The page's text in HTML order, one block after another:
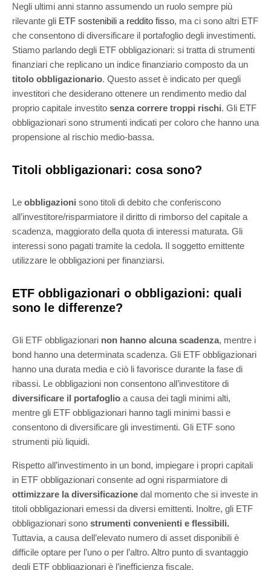
Negli ultimi anni stanno assumendo un ruolo sempre più
rilevante gli ETF sostenibili a reddito fisso, ma ci sono altri ETF
che consentono di diversificare il portafoglio degli investimenti.
Stiamo parlando degli ETF obbligazionari: si tratta di strumenti
finanziari che replicano un indice finanziario composto da un
titolo obbligazionario. Questo asset è indicato per quegli
investitori che desiderano ottenere un rendimento medio dal
proprio capitale investito senza correre troppi rischi. Gli ETF
obbligazionari sono strumenti indicati per coloro che hanno una
propensione al rischio medio-bassa.
Titoli obbligazionari: cosa sono?
Le obbligazioni sono titoli di debito che conferiscono
all’investitore/risparmiatore il diritto di rimborso del capitale a
scadenza, maggiorato della quota di interessi maturata. Gli
interessi sono pagati tramite la cedola. Il soggetto emittente
utilizzare le obbligazioni per finanziarsi.
ETF obbligazionari o obbligazioni: quali
sono le differenze?
Gli ETF obbligazionari non hanno alcuna scadenza, mentre i
bond hanno una determinata scadenza. Gli ETF obbligazionari
hanno una durata media e ciò li favorisce durante la fase di
ribassi. Le obbligazioni non consentono all’investitore di
diversificare il portafoglio a causa dei tagli minimi alti,
mentre gli ETF obbligazionari hanno tagli minimi bassi e
consentono di diversificare gli investimenti. Gli ETF sono
strumenti più liquidi.
Rispetto all’investimento in un bond, impiegare i propri capitali
in ETF obbligazionari consente ad ogni risparmiatore di
ottimizzare la diversificazione dal momento che si investe in
titoli obbligazionari emessi da diversi emittenti. Inoltre, gli ETF
obbligazionari sono strumenti convenienti e flessibili.
Tuttavia, a causa dell’elevato numero di asset disponibili è
difficile optare per l’uno o per l’altro. Altro punto di svantaggio
degli ETF obbligazionari è l’inefficienza fiscale.